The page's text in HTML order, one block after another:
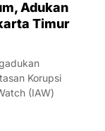
Adukan
Timur
Korupsi
(IAW)